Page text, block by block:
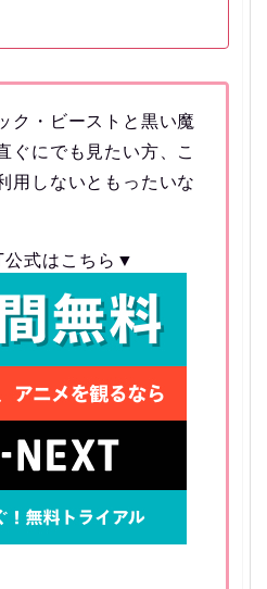
ク・ビーストと黒い魔
ぐにでも見たい方、こ
用しないともったいな
式はこちら▼